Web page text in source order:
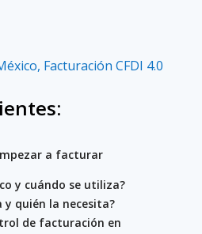
, Facturación CFDI 4.0
a facturar
y cuándo se utiliza?
y quién la necesita?
de facturación en